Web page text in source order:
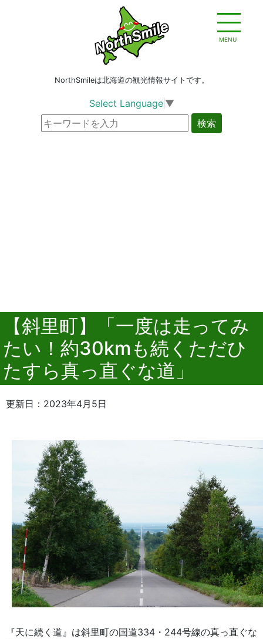
MENU
NorthSmileは北海道の観光情報サイトです。
Select Language ▼
検索
【斜里町】「一度は走ってみ
たい！約30kmも続くただひ
たすら真っ直ぐな道」
更新日：2023年4月5日
『天に続く道』は斜里町の国道334・244号線の真っ直ぐな